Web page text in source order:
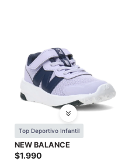
Top Deportivo Infantil
NEW BALANCE
$1.990